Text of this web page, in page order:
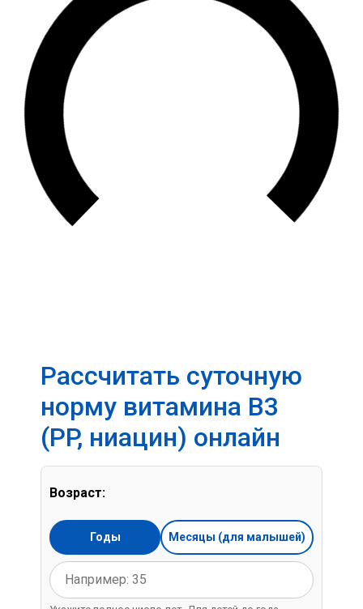
Рассчитать суточную
норму витамина B3
(PP, ниацин) онлайн
Возраст:
Годы Месяцы (для малышей)